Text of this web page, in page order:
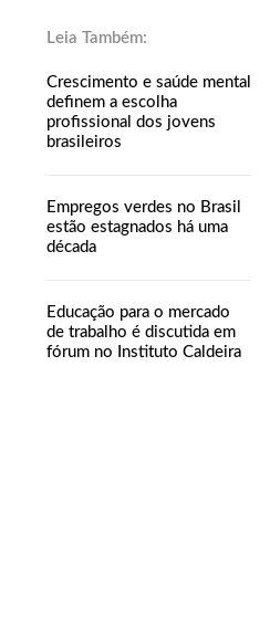
Crescimento e saúde mental
definem a escolha
profissional dos jovens
brasileiros
Empregos verdes no Brasil
estão estagnados há uma
década
Educação para o mercado
de trabalho é discutida em
fórum no Instituto Caldeira